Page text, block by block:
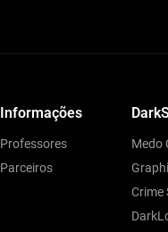
Informações
Professores
Parceiros
Medo
Crime